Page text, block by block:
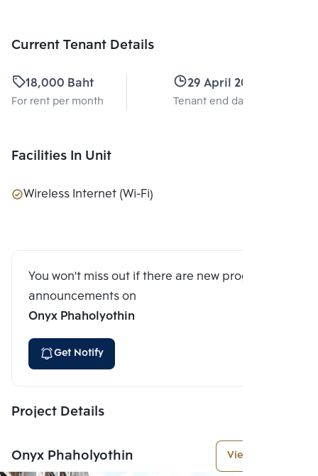
Current Tenant Details
18,000 Baht
For rent per month
29 April 2024
Tenant end date
Facilities In Unit
Wireless Internet (Wi-Fi)
You won't miss out if there are new program
announcements on
Onyx Phaholyothin
Get Notify
Project Details
Onyx Phaholyothin View More